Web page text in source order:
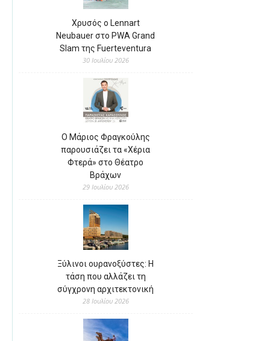
Χρυσός ο Lennart
Neubauer στο PWA Grand
Slam της Fuerteventura
30 Ιουλίου 2026
Ο Μάριος Φραγκούλης
παρουσιάζει τα «Χέρια
Φτερά» στο Θέατρο
Βράχων
29 Ιουλίου 2026
Ξύλινοι ουρανοξύστες: Η
τάση που αλλάζει τη
σύγχρονη αρχιτεκτονική
28 Ιουλίου 2026